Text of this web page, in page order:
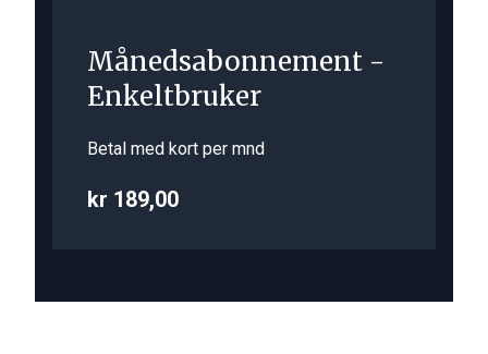
Månedsabonnement -
Enkeltbruker
Betal med kort per mnd
kr 189,00